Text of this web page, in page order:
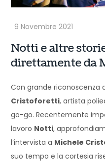
Notti e altre
direttamente da
Con grande riconoscenza
Cristoforetti, artista
go-go. Recentemente
lavoro Notti,
l’intervista a Michele
suo tempo e la cortesia